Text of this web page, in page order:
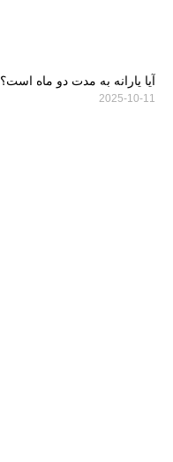
آیا یارانه به مدت دو ماه است؟
2025-10-11